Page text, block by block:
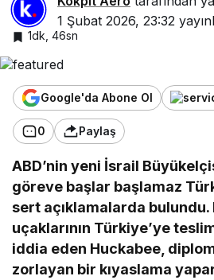
1 Şubat 2026, 23:32
1dk, 46sn
Google'da Abone Ol
0 Paylaş
ABD’nin yeni İsrail
göreve başlar başlamaz
sert açıklamalarda bulundu.
uçaklarının Türkiye’ye
iddia eden Huckabee,
zorlayan bir kıyaslama